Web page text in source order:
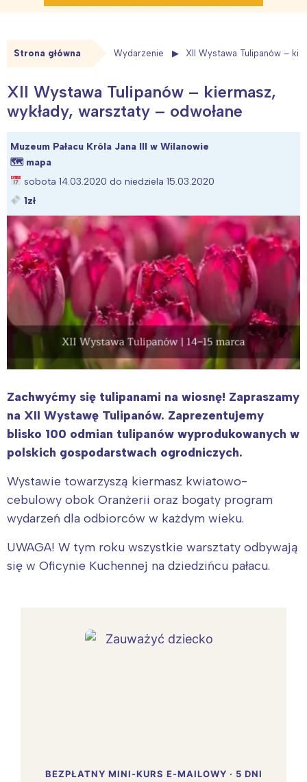
Strona główna Wydarzenie XII Wystawa Tulipanów –
XII Wystawa Tulipanów – kiermasz,
wykłady, warsztaty – odwołane
Muzeum Pałacu Króla Jana III w Wilanowie
🗺 mapa
sobota 14.03.2020 do niedziela 15.03.2020
1zł
Zachwyćmy się tulipanami na wiosnę! Zapraszamy
na XII Wystawę Tulipanów. Zaprezentujemy
blisko 100 odmian tulipanów wyprodukowanych w
polskich gospodarstwach ogrodniczych.
Wystawie towarzyszą kiermasz kwiatowo-
cebulowy obok Oranżerii oraz bogaty program
wydarzeń dla odbiorców w każdym wieku.
UWAGA! W tym roku wszystkie warsztaty odbywają
się w Oficynie Kuchennej na dziedzińcu pałacu.
BEZPŁATNY MINI-KURS E-MAILOWY · 5 DNI